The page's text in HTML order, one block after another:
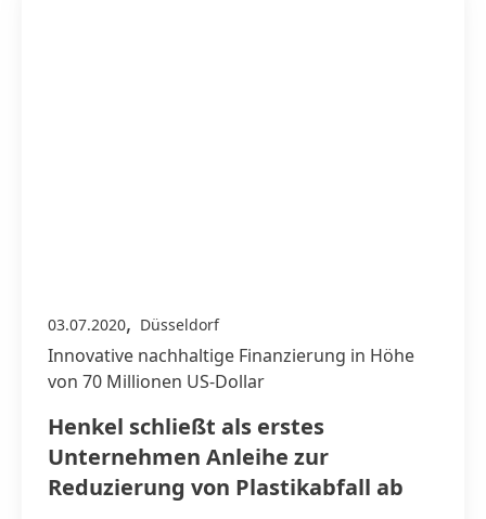
03.07.2020, Düsseldorf
Innovative nachhaltige Finanzierung in Höhe
von 70 Millionen US-Dollar
Henkel schließt als erstes
Unternehmen Anleihe zur
Reduzierung von Plastikabfall ab